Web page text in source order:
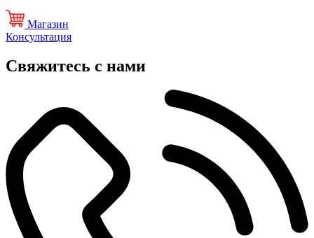
Магазин
Консультация
Свяжитесь с нами